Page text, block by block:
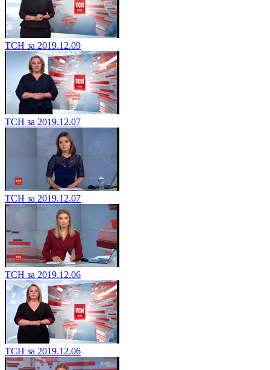
ТСН за 2019.12.09
ТСН за 2019.12.07
ТСН за 2019.12.07
ТСН за 2019.12.06
ТСН за 2019.12.06